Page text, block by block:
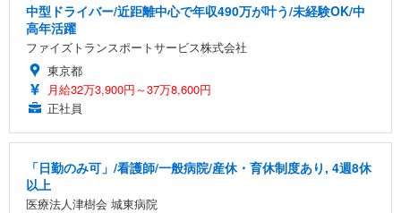
中型ドライバー/近距離中心で年収490万が叶う/未経験OK/中
高年活躍
ファイズトランスポートサービス株式会社
東京都
月給32万3,900円～37万8,600円
正社員
「日勤のみ可」/看護師/一般病院/産休・育休制度あり, 4週8休
以上
医療法人津樹会 城東病院